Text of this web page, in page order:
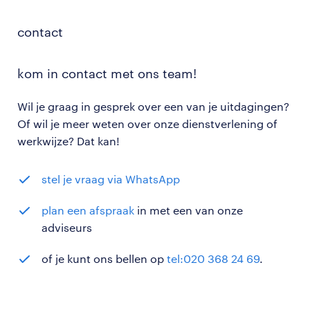
ofstel je vraag via WhatsApp
bekijk onze hr diensten pagina
contact
kom in contact met ons team!
Wil je graag in gesprek over een van je uitdagingen?
Of wil je meer weten over onze dienstverlening of
werkwijze? Dat kan!
stel je vraag via WhatsApp
plan een afspraak in met een van onze
adviseurs
of je kunt ons bellen op tel:020 368 24 69.